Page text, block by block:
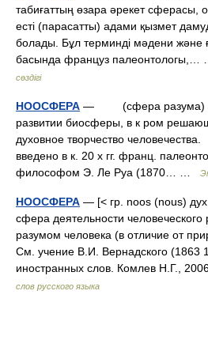
табиғаттың өзара әрекет сферасы,
есті (парасатты) адами қызмет
болады. Бұл терминді мәдени және
басында француз
сөздігі
НООСФЕРА — (сфера разума)
развитии биосферы, в к ром
духовное творчество
введено в к. 20 х гг. франц.
философом Э. Ле Руа (1870… …
НООСФЕРА — [< гр. noos (nous)
сфера деятельности
разумом человека (в отличие от
См. учение В.И. Вернадского (1863
иностранных слов. Комлев Н.Г.,
слов русского языка